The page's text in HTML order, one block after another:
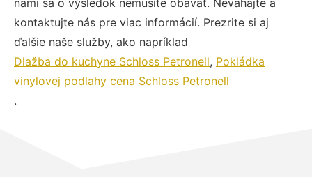
kontaktujte nás pre viac informácií. Prezrite si aj
ďalšie naše služby, ako napríklad
Dlažba do kuchyne Schloss Petronell, Pokládka
vinylovej podlahy cena Schloss Petronell
.